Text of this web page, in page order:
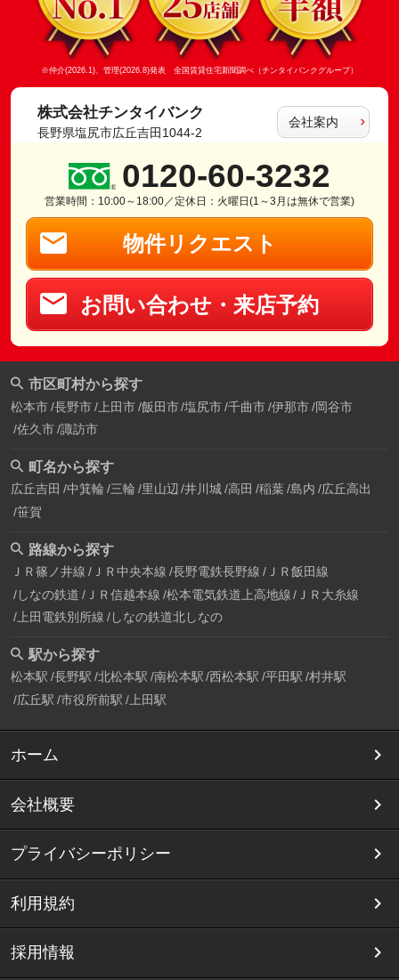
※仲介(2026.1)、管理(2026.8)発表 全国賃貸住宅新聞調べ（チンタイバンクグループ）
株式会社チンタイバンク
長野県塩尻市広丘吉田1044-2
会社案内
0120-60-3232
営業時間：10:00～18:00／定休日：火曜日(1～3月は無休で営業)
物件リクエスト
お問い合わせ・来店予約
市区町村から探す
松本市 長野市 上田市 飯田市 塩尻市 千曲市 伊那市 岡谷市
佐久市 諏訪市
町名から探す
広丘吉田 中箕輪 三輪 里山辺 井川城 高田 稲葉 島内 広丘高出
笹賀
路線から探す
ＪＲ篠ノ井線 ＪＲ中央本線 長野電鉄長野線 ＪＲ飯田線
しなの鉄道 ＪＲ信越本線 松本電気鉄道上高地線
ＪＲ大糸線
上田電鉄別所線 しなの鉄道北しなの
駅から探す
松本駅 長野駅 北松本駅 南松本駅 西松本駅 平田駅 村井駅
広丘駅 市役所前駅 上田駅
ホーム
会社概要
プライバシーポリシー
利用規約
採用情報